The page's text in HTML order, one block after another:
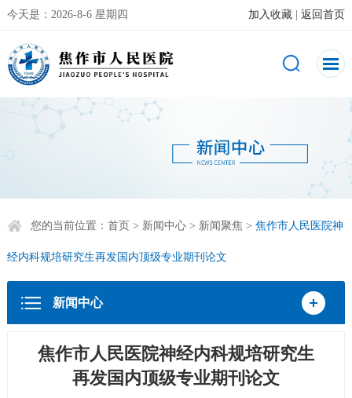
加入收藏 |返回首页
今天是： 2026-8-6 星期四
您的当前位置： 首页 > 新闻中心> 新闻聚焦 > 焦作市人民医院神
经内科规培研究生再发国内顶级专业期刊论文
新闻中心
焦作市人民医院神经内科规培研究生
再发国内顶级专业期刊论文